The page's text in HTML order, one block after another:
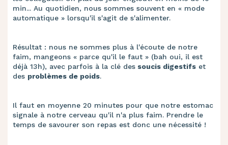
min... Au quotidien, nous sommes souvent en « mode
automatique » lorsqu'il s'agit de s'alimenter.
Résultat : nous ne sommes plus à l'écoute de notre
faim, mangeons « parce qu'il le faut » (bah oui, il est
déjà 13h), avec parfois à la clé des soucis digestifs et
des problèmes de poids.
Il faut en moyenne 20 minutes pour que notre estomac
signale à notre cerveau qu'il n'a plus faim. Prendre le
temps de savourer son repas est donc une nécessité !